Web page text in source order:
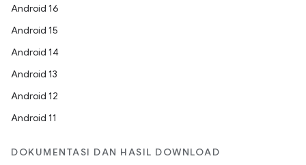
Android 16
Android 15
Android 14
Android 13
Android 12
Android 11
DOKUMENTASI DAN HASIL DOWNLOAD